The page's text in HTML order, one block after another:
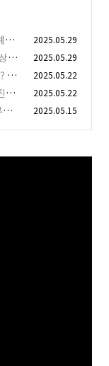
방
2025.05.29
담
2025.05.29
VO
2025.05.22
행
2025.05.22
자
2025.05.15